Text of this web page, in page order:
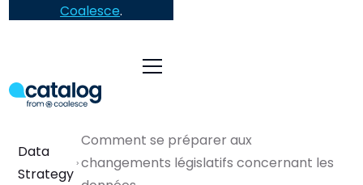
Coalesce.
Data
Strategy
Comment se préparer aux
changements législatifs concernant les